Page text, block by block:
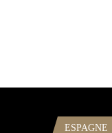
ESPAGNE